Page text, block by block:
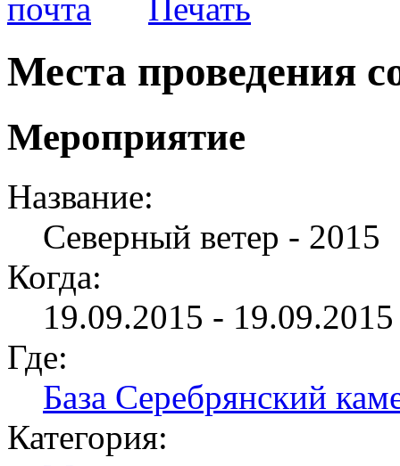
Места проведения
Мероприятие
Название:
Северный ветер - 2015
Когда:
19.09.2015 -
Где:
База Серебрянский
Категория: